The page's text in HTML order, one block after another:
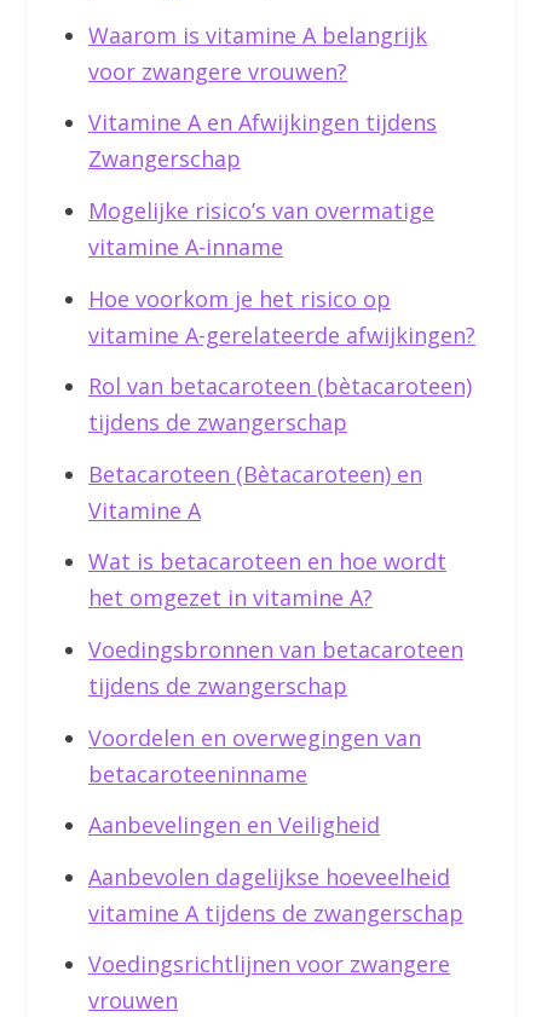
Waarom is vitamine A belangrijk
voor zwangere vrouwen?
Vitamine A en Afwijkingen tijdens
Zwangerschap
Mogelijke risico’s van overmatige
vitamine A-inname
Hoe voorkom je het risico op
vitamine A-gerelateerde afwijkingen?
Rol van betacaroteen (bètacaroteen)
tijdens de zwangerschap
Betacaroteen (Bètacaroteen) en
Vitamine A
Wat is betacaroteen en hoe wordt
het omgezet in vitamine A?
Voedingsbronnen van betacaroteen
tijdens de zwangerschap
Voordelen en overwegingen van
betacaroteeninname
Aanbevelingen en Veiligheid
Aanbevolen dagelijkse hoeveelheid
vitamine A tijdens de zwangerschap
Voedingsrichtlijnen voor zwangere
vrouwen